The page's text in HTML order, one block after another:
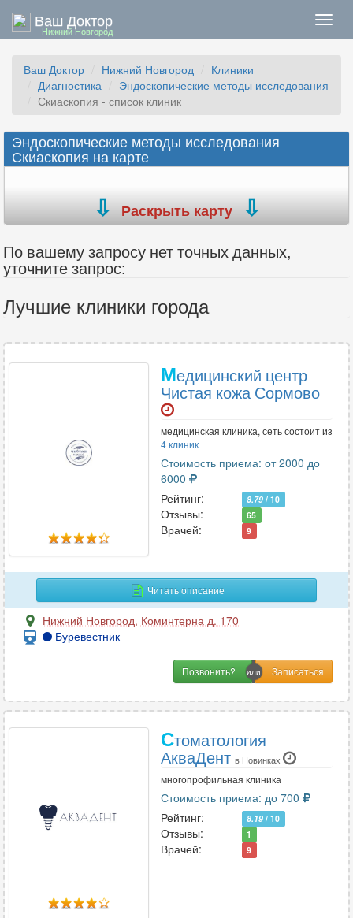
Ваш Доктор
Нижний Новгород
Ваш Доктор Нижний Новгород
Клиники
Диагностика
Эндоскопические методы исследования
Скиаскопия - список клиник
Эндоскопические методы исследования
Скиаскопия на карте
Раскрыть карту
По вашему запросу нет точных данных,
уточните запрос:
Лучшие клиники города
Медицинский центр
Чистая кожа Сормово
медицинская клиника, сеть состоит из
4 клиник
Стоимость приема: от 2000 до
6000
Рейтинг:
8.79 / 10
Отзывы: 65
Врачей: 9
Читать описание
Нижний Новгород, Коминтерна д. 170
Буревестник
Позвонить?
Стоматология
АкваДент в Новинках
многопрофильная клиника
Стоимость приема: до 700
Рейтинг:
8.19 / 10
Отзывы: 1
Врачей: 9